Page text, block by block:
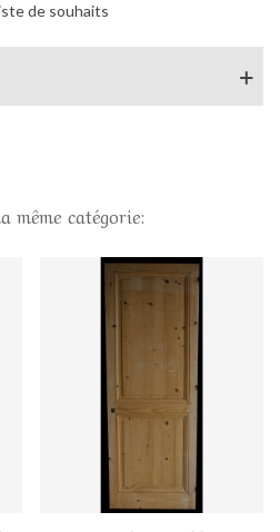
de souhaits
même catégorie: